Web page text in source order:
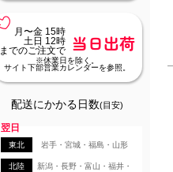
月〜金 15時
土日 12時
までのご注文で
当日出荷
※休業日を除く。
サイト下部営業カレンダーを参照。
配送にかかる日数(目安)
翌日
東北 岩手・宮城・福島・山形
北陸
新潟・長野・富山・福井・